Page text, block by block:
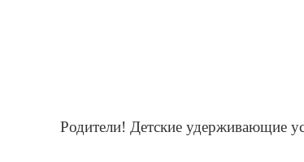
Родители! Детские удерживающие